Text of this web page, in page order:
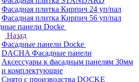
Фасадная плитка Кирпич 24 уп/пал
Фасадная плитка Кирпич 56 уп/пал
панели Docke
Назад
Фасадные панели Docke
DACHA Фасадные панели
Аксессуары к фасадным панелям 30мм
и комплектующие
Снято с производства DOCKE